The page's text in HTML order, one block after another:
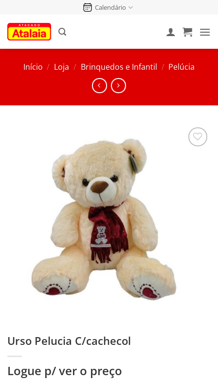
conteúdo
Calendário
Início / Loja / Brinquedos e Infantil / Pelúcia
Urso Pelucia C/cachecol
Logue p/ ver o preço